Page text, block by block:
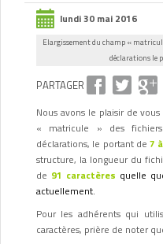
lundi 30 mai 2016
Elargissement du champ «
déclarations le
PARTAGER
Nous avons le plaisir de
« matricule » des
déclarations, le portant de7
structure, la longueur du
de 91 caractères quelle
actuellement.
Pour les adhérents qui
caractères, prière de noter